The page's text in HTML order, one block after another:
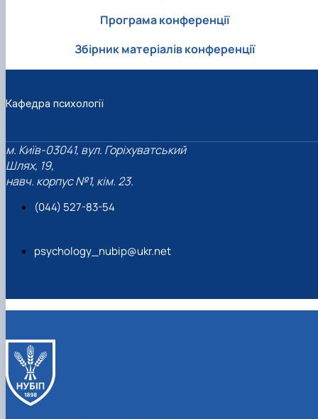
Програма конференції
Збірник матеріалів конференції
Кафедра психології
м. Київ-03041, вул. Горіхуватський
Шлях, 19,
навч. корпус №1, кім. 23.
(044) 527-83-54
psychology_nubip@ukr.net